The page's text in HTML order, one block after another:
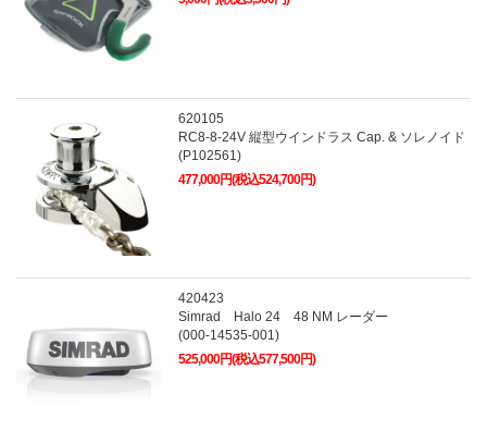
620105
RC8-8-24V 縦型ウインドラス Cap. & ソレノイド
(P102561)
477,000円(税込524,700円)
420423
Simrad Halo 24 48 NM レーダー
(000-14535-001)
525,000円(税込577,500円)